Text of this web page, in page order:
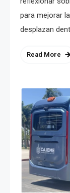
para mejorar
desplazan
Read More